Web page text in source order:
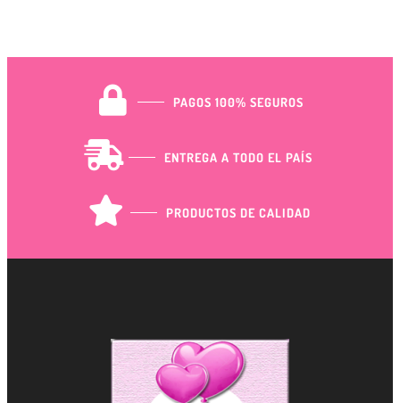
PAGOS 100% SEGUROS
ENTREGA A TODO EL PAÍS
PRODUCTOS DE CALIDAD